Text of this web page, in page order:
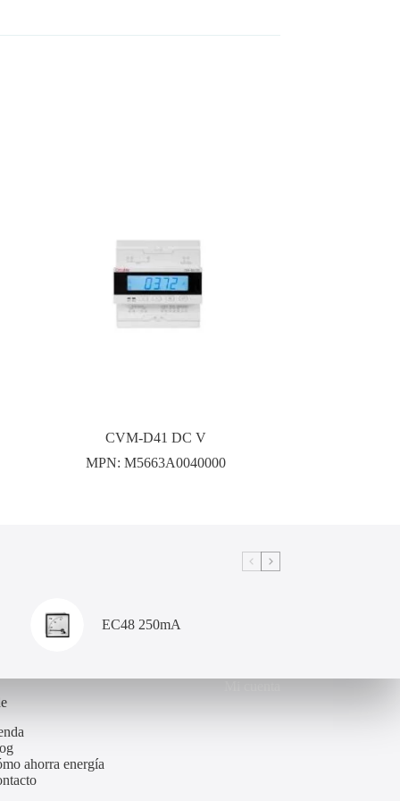
CVM-D41 DC V
MPN:M5663A0040000
EC48 250mA
ahorra energía